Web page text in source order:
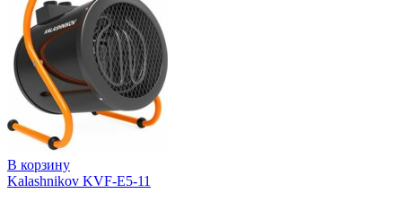
В корзину
Kalashnikov KVF-E5-11